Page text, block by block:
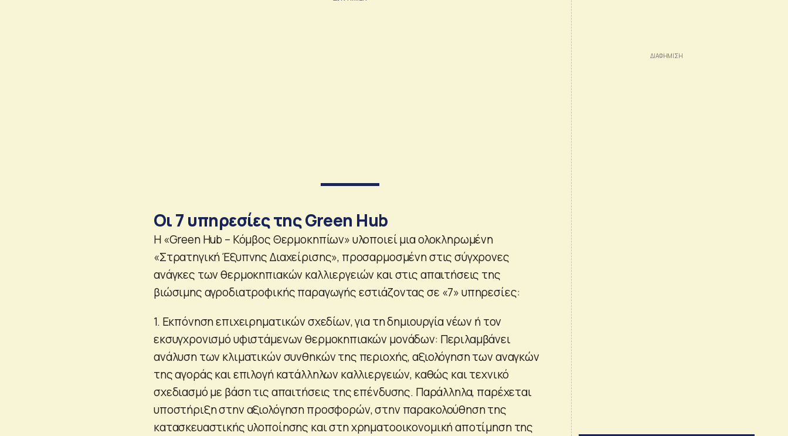
Οι 7 υπηρεσίες της Green Hub
Η «Green Hub – Κόμβος Θερμοκηπίων» υλοποιεί μια ολοκληρωμένη
«Στρατηγική Έξυπνης Διαχείρισης», προσαρμοσμένη στις σύγχρονες
ανάγκες των θερμοκηπιακών καλλιεργειών και στις απαιτήσεις της
βιώσιμης αγροδιατροφικής παραγωγής εστιάζοντας σε «7» υπηρεσίες:
1. Εκπόνηση επιχειρηματικών σχεδίων, για τη δημιουργία νέων ή τον
εκσυγχρονισμό υφιστάμενων θερμοκηπιακών μονάδων: Περιλαμβάνει
ανάλυση των κλιματικών συνθηκών της περιοχής, αξιολόγηση των αναγκών
της αγοράς και επιλογή κατάλληλων καλλιεργειών, καθώς και τεχνικό
σχεδιασμό με βάση τις απαιτήσεις της επένδυσης. Παράλληλα, παρέχεται
υποστήριξη στην αξιολόγηση προσφορών, στην παρακολούθηση της
κατασκευαστικής υλοποίησης και στη χρηματοοικονομική αποτίμηση της